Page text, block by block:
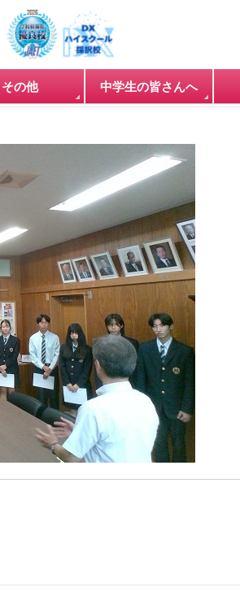
その他 中学生の皆さんへ